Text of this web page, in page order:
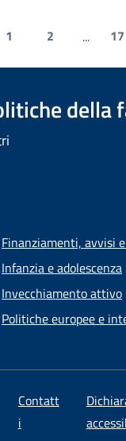
1 2 ... 17
della
Finanziamenti, avvisi
Infanzia e adolescenza
Invecchiamento attivo
Politiche europee e
Contatt
i